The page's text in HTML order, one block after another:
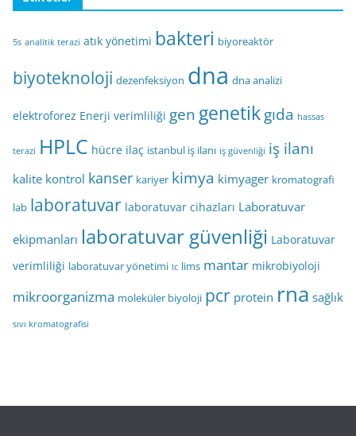
5s analitik terazi atık yönetimi bakteri biyoreaktör
biyoteknoloji dezenfeksiyon dna dna analizi
elektroforez Enerji verimliliği gen genetikgıda hassas
terazi HPLC hücre ilaç istanbul iş ilanı iş güvenliği iş ilanı
kalite kontrol kanser kariyer kimya kimyager kromatografi
lab laboratuvar laboratuvar cihazları Laboratuvar
ekipmanları laboratuvar güvenliği Laboratuvar
verimliliği laboratuvar yönetimi lc lims mantar mikrobiyoloji
mikroorganizma moleküler biyoloji pcr protein rna sağlık
sıvı kromatografisi